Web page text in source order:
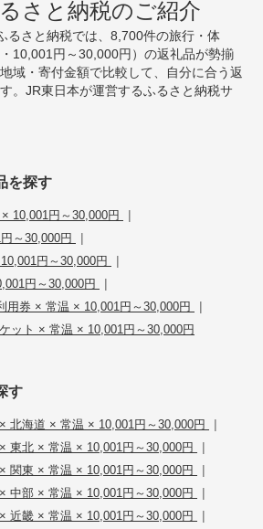
さと納税のご紹介
るさと納税では、8,700件の旅行・体
10,001円～30,000円）の返礼品が勢揃
域・寄付金額で比較して、自分に合う返
。JR東日本が運営するふるさと納税サ
を探す
10,001円～30,000円 |
～30,000円 |
円～30,000円 |
円～30,000円 |
用券 × 常温 × 10,001円～30,000円 |
ット × 常温 × 10,001円～30,000円
す
北海道 × 常温 × 10,001円～30,000円 |
東北 × 常温 × 10,001円～30,000円 |
関東 × 常温 × 10,001円～30,000円 |
中部 × 常温 × 10,001円～30,000円 |
近畿 × 常温 × 10,001円～30,000円 |